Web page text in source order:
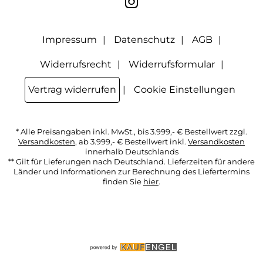
"Abmelden" am Ende des Newsletters anklicke oder die
Impressum Datenschutz AGB
Widerrufsrecht Widerrufsformular
Vertrag widerrufen Cookie Einstellungen
* Alle Preisangaben inkl. MwSt., bis 3.999,- € Bestellwert zzgl.
Versandkosten, ab 3.999,- € Bestellwert inkl. Versandkosten
innerhalb Deutschlands
** Gilt für Lieferungen nach Deutschland. Lieferzeiten für andere
Länder und Informationen zur Berechnung des Liefertermins
finden Sie hier.